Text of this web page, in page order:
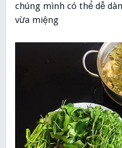
chúng mình có thể dễ
vừa miệng